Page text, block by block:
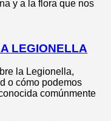
y a la flora que nos
LEGIONELLA
la Legionella,
o cómo podemos
comúnmente